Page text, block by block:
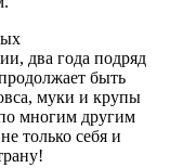
два года подряд
быть
муки и крупы
многим другим
только себя и